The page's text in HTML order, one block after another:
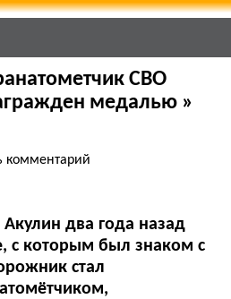
СВО
медалью »
комментарий
два года назад
с которым был знаком с
стал